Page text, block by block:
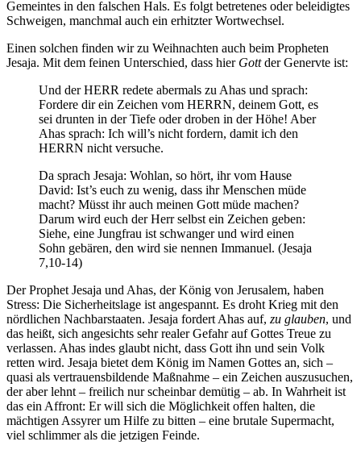
Gemeintes in den falschen Hals. Es folgt betretenes oder beleidigtes
Schweigen, manchmal auch ein erhitzter Wortwechsel.
Einen solchen finden wir zu Weihnachten auch beim Propheten
Jesaja. Mit dem feinen Unterschied, dass hier Gottder Genervte ist:
Und der HERR redete abermals zu Ahas und sprach:
Fordere dir ein Zeichen vom HERRN, deinem Gott, es
sei drunten in der Tiefe oder droben in der Höhe! Aber
Ahas sprach: Ich will’s nicht fordern, damit ich den
HERRN nicht versuche.
Da sprach Jesaja: Wohlan, so hört, ihr vom Hause
David: Ist’s euch zu wenig, dass ihr Menschen müde
macht? Müsst ihr auch meinen Gott müde machen?
Darum wird euch der Herr selbst ein Zeichen geben:
Siehe, eine Jungfrau ist schwanger und wird einen
Sohn gebären, den wird sie nennen Immanuel. (Jesaja
7,10-14)
Der Prophet Jesaja und Ahas, der König von Jerusalem, haben
Stress: Die Sicherheitslage ist angespannt. Es droht Krieg mit den
nördlichen Nachbarstaaten. Jesaja fordert Ahas auf, zu glauben, und
das heißt, sich angesichts sehr realer Gefahr auf Gottes Treue zu
verlassen. Ahas indes glaubt nicht, dass Gott ihn und sein Volk
retten wird. Jesaja bietet dem König im Namen Gottes an, sich –
quasi als vertrauensbildende Maßnahme – ein Zeichen auszusuchen,
der aber lehnt – freilich nur scheinbar demütig – ab. In Wahrheit ist
das ein Affront: Er will sich die Möglichkeit offen halten, die
mächtigen Assyrer um Hilfe zu bitten – eine brutale Supermacht,
viel schlimmer als die jetzigen Feinde.